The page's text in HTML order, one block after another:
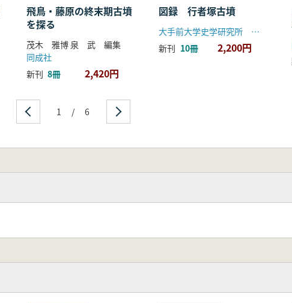
飛鳥・藤原の終末期古墳
を探る
茂木 雅博 泉 武 編集
同成社
新刊 8冊 2,420円
図録 行者塚古墳
大手前大学史学研究所 加古川市教育委員会
新刊 10冊 2,200円
1 / 6